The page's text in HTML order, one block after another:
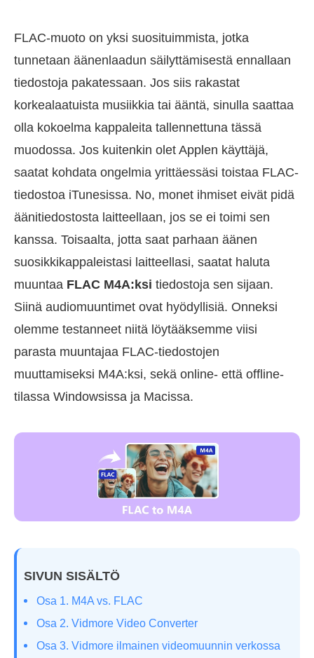
FLAC-muoto on yksi suosituimmista, jotka
tunnetaan äänenlaadun säilyttämisestä ennallaan
tiedostoja pakatessaan. Jos siis rakastat
korkealaatuista musiikkia tai ääntä, sinulla saattaa
olla kokoelma kappaleita tallennettuna tässä
muodossa. Jos kuitenkin olet Applen käyttäjä,
saatat kohdata ongelmia yrittäessäsi toistaa FLAC-
tiedostoa iTunesissa. No, monet ihmiset eivät pidä
äänitiedostosta laitteellaan, jos se ei toimi sen
kanssa. Toisaalta, jotta saat parhaan äänen
suosikkikappaleistasi laitteellasi, saatat haluta
muuntaa FLAC M4A:ksi tiedostoja sen sijaan.
Siinä audiomuuntimet ovat hyödyllisiä. Onneksi
olemme testanneet niitä löytääksemme viisi
parasta muuntajaa FLAC-tiedostojen
muuttamiseksi M4A:ksi, sekä online- että offline-
tilassa Windowsissa ja Macissa.
SIVUN SISÄLTÖ
Osa 1. M4A vs. FLAC
Osa 2. Vidmore Video Converter
Osa 3. Vidmore ilmainen videomuunnin verkossa